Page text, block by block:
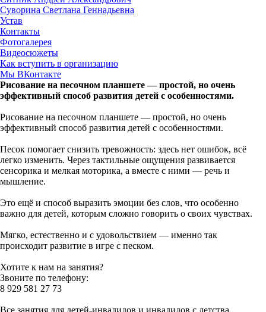
Суворина Светлана Геннадьевна
Устав
Контакты
Фотогалерея
Видеосюжеты
Как вступить в организацию
Мы ВКонтакте
Рисование на песочном планшете — простой, но очень
эффективный способ развития детей с особенностями.
Рисование на песочном планшете — простой, но очень
эффективный способ развития детей с особенностями.
Песок помогает снизить тревожность: здесь нет ошибок, всё
легко изменить. Через тактильные ощущения развивается
сенсорика и мелкая моторика, а вместе с ними — речь и
мышление.
Это ещё и способ выразить эмоции без слов, что особенно
важно для детей, которым сложно говорить о своих чувствах.
Мягко, естественно и с удовольствием — именно так
происходит развитие в игре с песком.
Хотите к нам на занятия?
Звоните по телефону:
8 929 581 27 73